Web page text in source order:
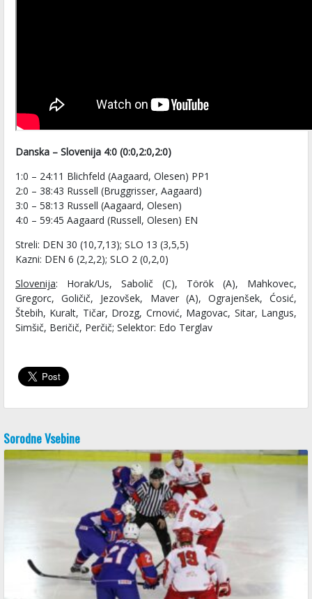
Danska – Slovenija 4:0 (0:0,2:0,2:0)
1:0 – 24:11 Blichfeld (Aagaard, Olesen) PP1
2:0 – 38:43 Russell (Bruggrisser, Aagaard)
3:0 – 58:13 Russell (Aagaard, Olesen)
4:0 – 59:45 Aagaard (Russell, Olesen) EN
Streli: DEN 30 (10,7,13); SLO 13 (3,5,5)
Kazni: DEN 6 (2,2,2); SLO 2 (0,2,0)
Slovenija: Horak/Us, Sabolič (C), Török (A), Mahkovec,
Gregorc, Goličič, Jezovšek, Maver (A), Ograjenšek, Ćosić,
Štebih, Kuralt, Tičar, Drozg, Crnović, Magovac, Sitar, Langus,
Simšič, Beričič, Perčič; Selektor: Edo Terglav
Sorodne Vsebine